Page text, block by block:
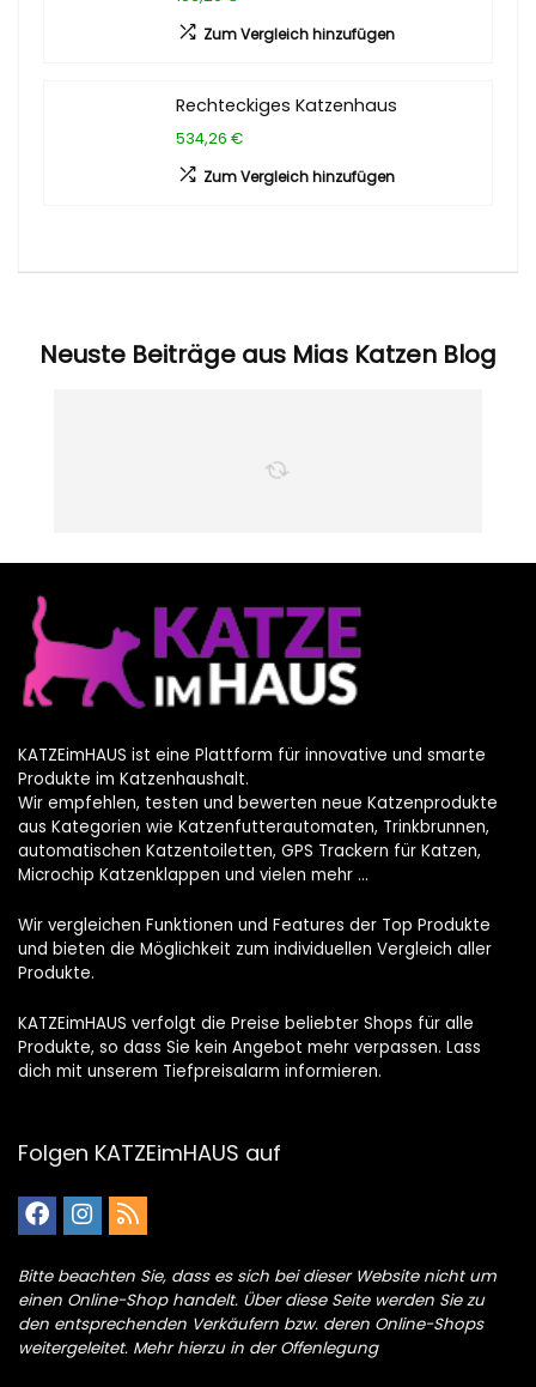
Zum Vergleich hinzufügen
Rechteckiges Katzenhaus
534,26 €
Zum Vergleich hinzufügen
Neuste Beiträge aus Mias Katzen Blog
KATZEimHAUS ist eine Plattform für innovative und smarte
Produkte im Katzenhaushalt.
Wir empfehlen, testen und bewerten neue Katzenprodukte
aus Kategorien wie Katzenfutterautomaten, Trinkbrunnen,
automatischen Katzentoiletten, GPS Trackern für Katzen,
Microchip Katzenklappen und vielen mehr …
Wir vergleichen Funktionen und Features der Top Produkte
und bieten die Möglichkeit zum individuellen Vergleich aller
Produkte.
KATZEimHAUS verfolgt die Preise beliebter Shops für alle
Produkte, so dass Sie kein Angebot mehr verpassen. Lass
dich mit unserem Tiefpreisalarm informieren.
Folgen KATZEimHAUS auf
Bitte beachten Sie, dass es sich bei dieser Website nicht um
einen Online-Shop handelt. Über diese Seite werden Sie zu
den entsprechenden Verkäufern bzw. deren Online-Shops
weitergeleitet. Mehr hierzu in der Offenlegung